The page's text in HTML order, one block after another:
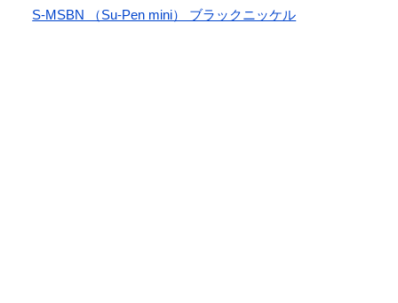
S-MSBN （Su-Pen mini） ブラックニッケル